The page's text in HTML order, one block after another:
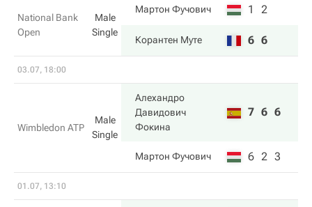
National Bank
Open
Male
Single
Мартон Фучович 1 2
Корантен Муте 6 6
03.07, 18:00
Wimbledon ATP
Male
Single
Алехандро
Давидович
Фокина
7 6 6
Мартон Фучович 6 2 3
01.07, 13:10